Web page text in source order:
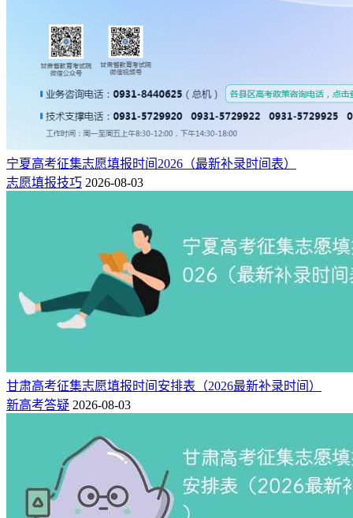
宁夏高考征集志愿填报时间2026（最新补录时间表）
志愿填报技巧 2026-08-03
甘肃高考征集志愿填报时间安排表（2026最新补录时间）
新高考答疑 2026-08-03